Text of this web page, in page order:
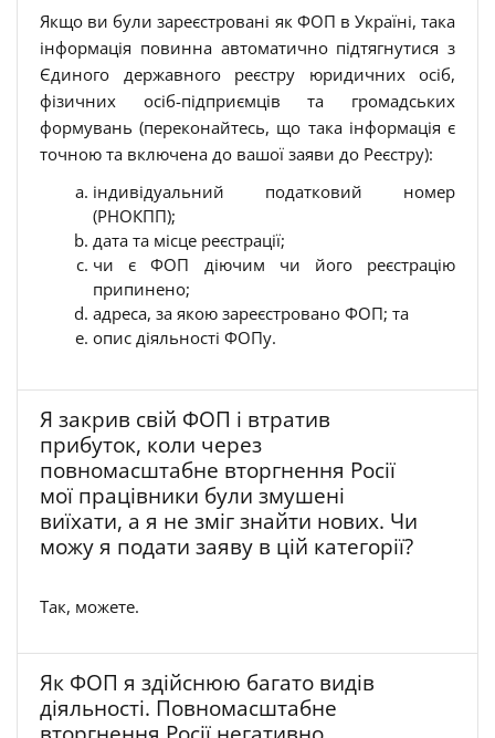
Якщо ви були зареєстровані як ФОП в Україні, така
інформація повинна автоматично підтягнутися з
Єдиного державного реєстру юридичних осіб,
фізичних осіб-підприємців та громадських
формувань (переконайтесь, що така інформація є
точною та включена до вашої заяви до Реєстру):
індивідуальний податковий номер
(РНОКПП);
дата та місце реєстрації;
чи є ФОП діючим чи його реєстрацію
припинено;
адреса, за якою зареєстровано ФОП; та
опис діяльності ФОПу.
Я закрив свій ФОП і втратив
прибуток, коли через
повномасштабне вторгнення Росії
мої працівники були змушені
виїхати, а я не зміг знайти нових. Чи
можу я подати заяву в цій категорії?
Так, можете.
Як ФОП я здійснюю багато видів
діяльності. Повномасштабне